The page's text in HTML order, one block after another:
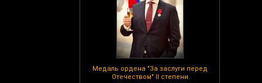
Медаль ордена "За заслуги перед
Отечеством" II степени